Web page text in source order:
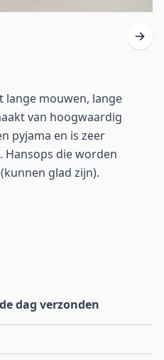
lange mouwen, lange
van hoogwaardig
pyjama en is zeer
die worden
glad zijn).
dag verzonden